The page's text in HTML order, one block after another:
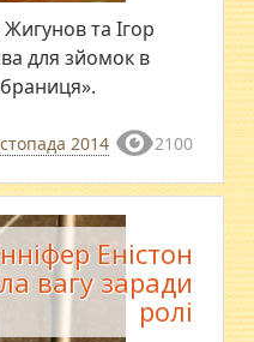
Жигунов та Ігор
для зйомок в
2014 2100
Еністон
вагу заради
ролі